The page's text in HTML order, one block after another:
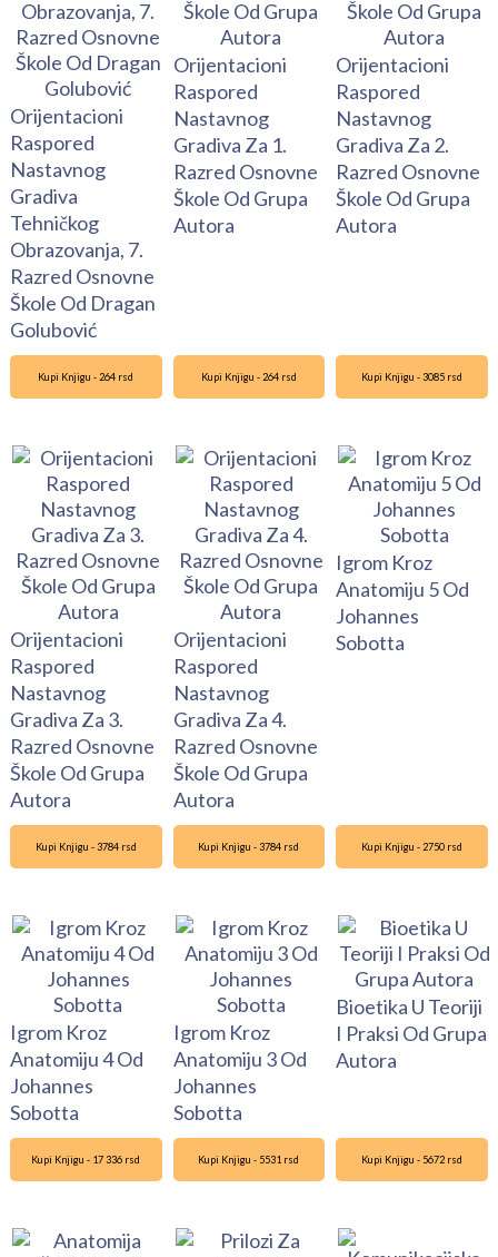
Orijentacioni
Raspored
Nastavnog
Gradiva
Tehničkog
Obrazovanja, 7.
Razred Osnovne
Škole Od Dragan
Golubović
Orijentacioni
Raspored
Nastavnog
Gradiva Za 1.
Razred Osnovne
Škole Od Grupa
Autora
Orijentacioni
Raspored
Nastavnog
Gradiva Za 2.
Razred Osnovne
Škole Od Grupa
Autora
Kupi Knjigu - 264 rsd
Orijentacioni
Raspored
Nastavnog
Gradiva Za 3.
Razred Osnovne
Škole Od Grupa
Autora
Kupi Knjigu - 264 rsd
Orijentacioni
Raspored
Nastavnog
Gradiva Za 4.
Razred Osnovne
Škole Od Grupa
Autora
Kupi Knjigu - 3085 rsd
Igrom Kroz
Anatomiju 5 Od
Johannes
Sobotta
Kupi Knjigu - 3784 rsd
Igrom Kroz
Anatomiju 4 Od
Johannes
Sobotta
Kupi Knjigu - 3784 rsd
Igrom Kroz
Anatomiju 3 Od
Johannes
Sobotta
Kupi Knjigu - 2750 rsd
Bioetika U Teoriji
I Praksi Od Grupa
Autora
Kupi Knjigu - 17 336 rsd Kupi Knjigu - 5531 rsd Kupi Knjigu - 5672 rsd